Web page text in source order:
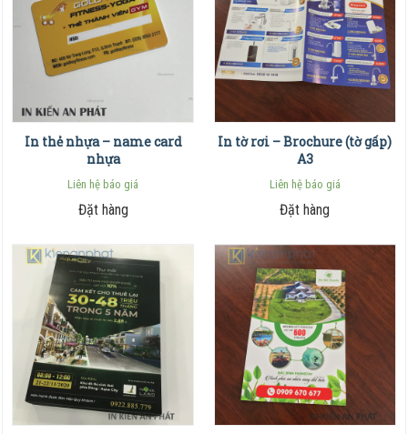
In thẻ nhựa – name card
nhựa
Liên hệ báo giá
Đặt hàng
In tờ rơi – Brochure (tờ gấp)
A3
Liên hệ báo giá
Đặt hàng